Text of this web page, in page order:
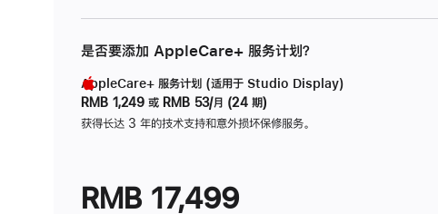
是否要添加 AppleCare+ 服务计划？
AppleCare+ 服务计划 (适用于 Studio Display)
RMB 1,249 或 RMB 53/月 (24 期)
获得长达 3 年的技术支持和意外损坏保修服务。
RMB 17,499